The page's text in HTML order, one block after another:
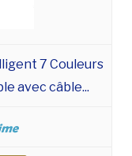
7 Couleurs
avec câble...